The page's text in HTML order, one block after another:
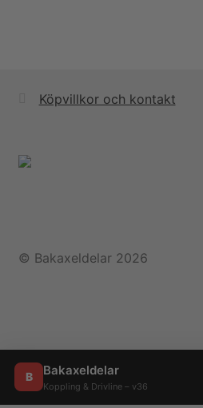
Köpvillkor och kontakt
© Bakaxeldelar 2026
B Bakaxeldelar
Koppling & Drivline – v36